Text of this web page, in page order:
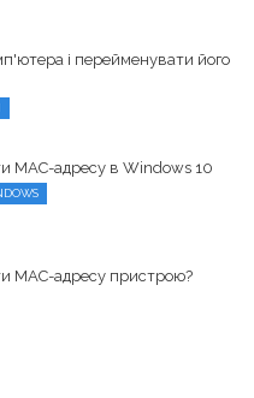
і перейменувати його
MAC-адресу в Windows 10
MAC-адресу пристрою?